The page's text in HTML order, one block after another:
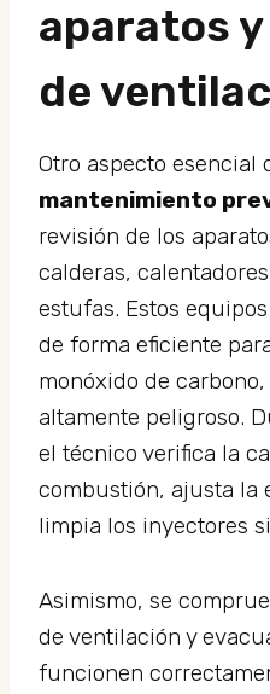
aparatos
de
Otro aspecto esencial
mantenimiento
revisión de los
calderas,
estufas. Estos
de forma eficiente
monóxido de
altamente peligroso.
el técnico verifica la
combustión, ajusta la
limpia los inyectores
Asimismo, se
de ventilación y
funcionen